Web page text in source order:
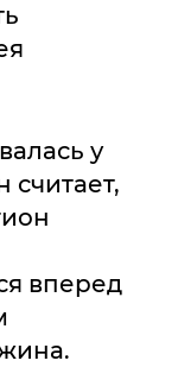
у
считает,
вперед